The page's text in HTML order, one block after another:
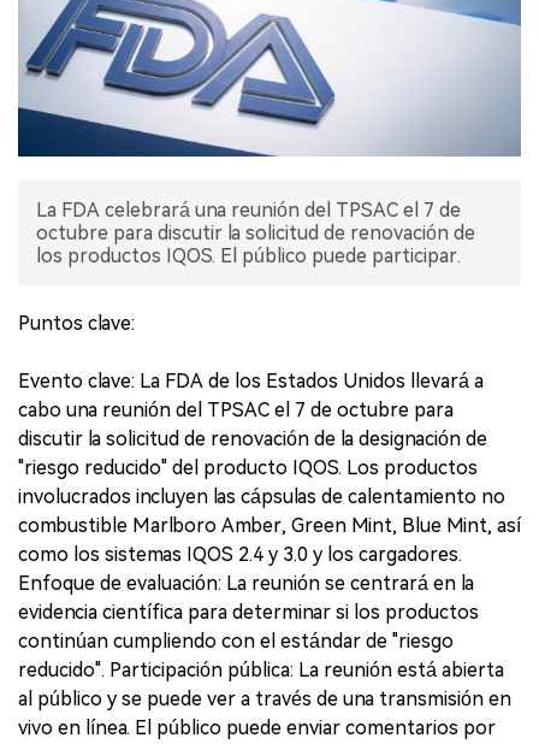
EXPOSICIÓN
ENTREVISTA
La FDA celebrará una reunión del TPSAC el 7 de
octubre para discutir la solicitud de renovación de
los productos IQOS. El público puede participar.
Puntos clave:
Evento clave: La FDA de los Estados Unidos llevará a
cabo una reunión del TPSAC el 7 de octubre para
discutir la solicitud de renovación de la designación de
"riesgo reducido" del producto IQOS. Los productos
involucrados incluyen las cápsulas de calentamiento no
combustible Marlboro Amber, Green Mint, Blue Mint, así
como los sistemas IQOS 2.4 y 3.0 y los cargadores.
Enfoque de evaluación: La reunión se centrará en la
evidencia científica para determinar si los productos
continúan cumpliendo con el estándar de "riesgo
reducido". Participación pública: La reunión está abierta
al público y se puede ver a través de una transmisión en
vivo en línea. El público puede enviar comentarios por